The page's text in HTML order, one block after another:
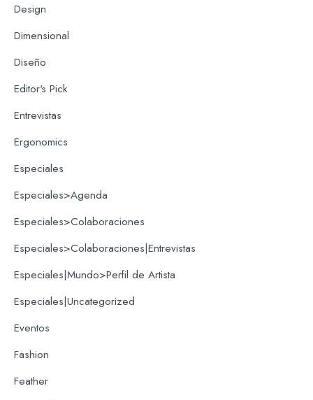
Design
Dimensional
Diseño
Editor's Pick
Entrevistas
Ergonomics
Especiales
Especiales>Agenda
Especiales>Colaboraciones
Especiales>Colaboraciones|Entrevistas
Especiales|Mundo>Perfil de Artista
Especiales|Uncategorized
Eventos
Fashion
Feather